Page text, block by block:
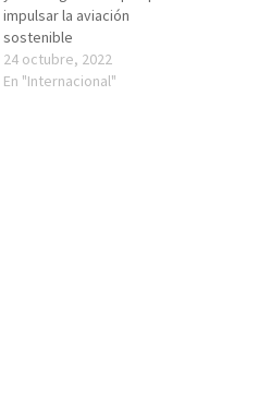
impulsar la aviación
sostenible
24 octubre, 2022
En "Internacional"